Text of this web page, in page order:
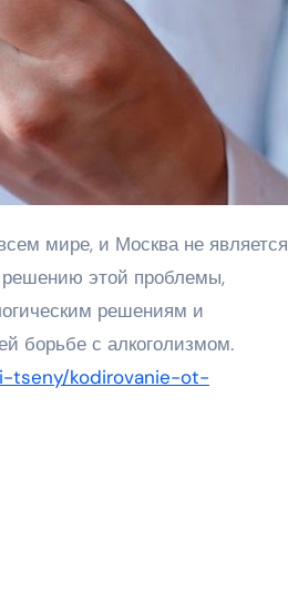
решению этой проблемы,
решениям и
борьбе с алкоголизмом.
tseny/kodirovanie-ot-